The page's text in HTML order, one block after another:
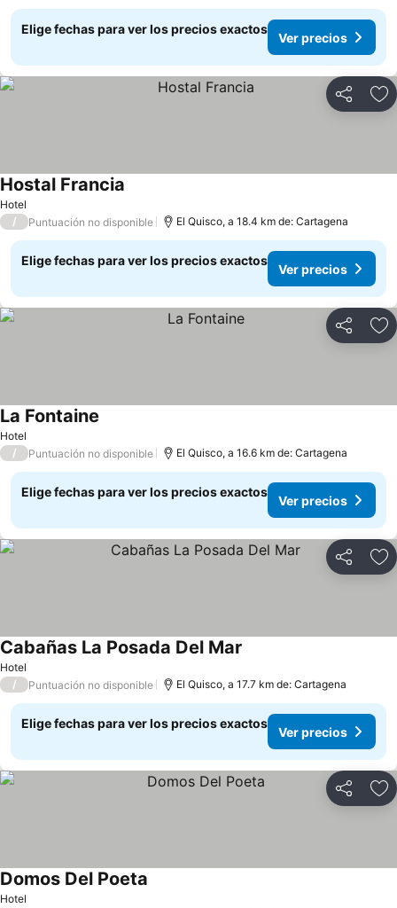
Elige fechas para ver los precios exactos
Ver precios
Compartir
Hotel
Hostal Francia
/ Puntuación no disponible El Quisco, a 18.4 km de: Cartagena
Elige fechas para ver los precios exactos
Ver precios
Compartir
Hotel
La Fontaine
/ Puntuación no disponible El Quisco, a 16.6 km de: Cartagena
Elige fechas para ver los precios exactos
Ver precios
Compartir
Hotel
Cabañas La Posada Del Mar
/ Puntuación no disponible El Quisco, a 17.7 km de: Cartagena
Elige fechas para ver los precios exactos
Ver precios
Compartir
Hotel
Domos Del Poeta